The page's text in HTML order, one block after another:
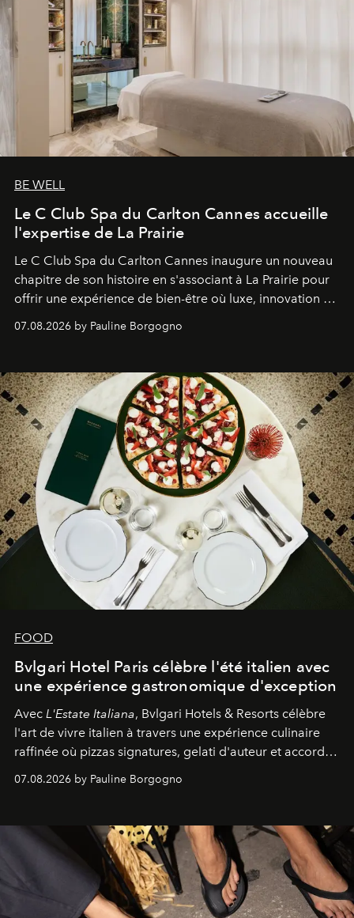
BE WELL
Le C Club Spa du Carlton Cannes accueille
l'expertise de La Prairie
Le C Club Spa du Carlton Cannes inaugure un nouveau
chapitre de son histoire en s'associant à La Prairie pour
offrir une expérience de bien-être où luxe, innovation et
expertise se rencontrent.
07.08.2026 by Pauline Borgogno
FOOD
Bvlgari Hotel Paris célèbre l'été italien avec
une expérience gastronomique d'exception
Avec L'Estate Italiana, Bvlgari Hotels & Resorts célèbre
l'art de vivre italien à travers une expérience culinaire
raffinée où pizzas signatures, gelati d'auteur et accords
d'exception composent un véritable voyage sensoriel.
07.08.2026 by Pauline Borgogno